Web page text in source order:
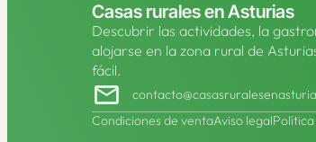
Casas rurales en Asturias
Descubrir las actividades, la
alojarse en la zona rural de
fácil.
Condiciones de ventaAviso legal